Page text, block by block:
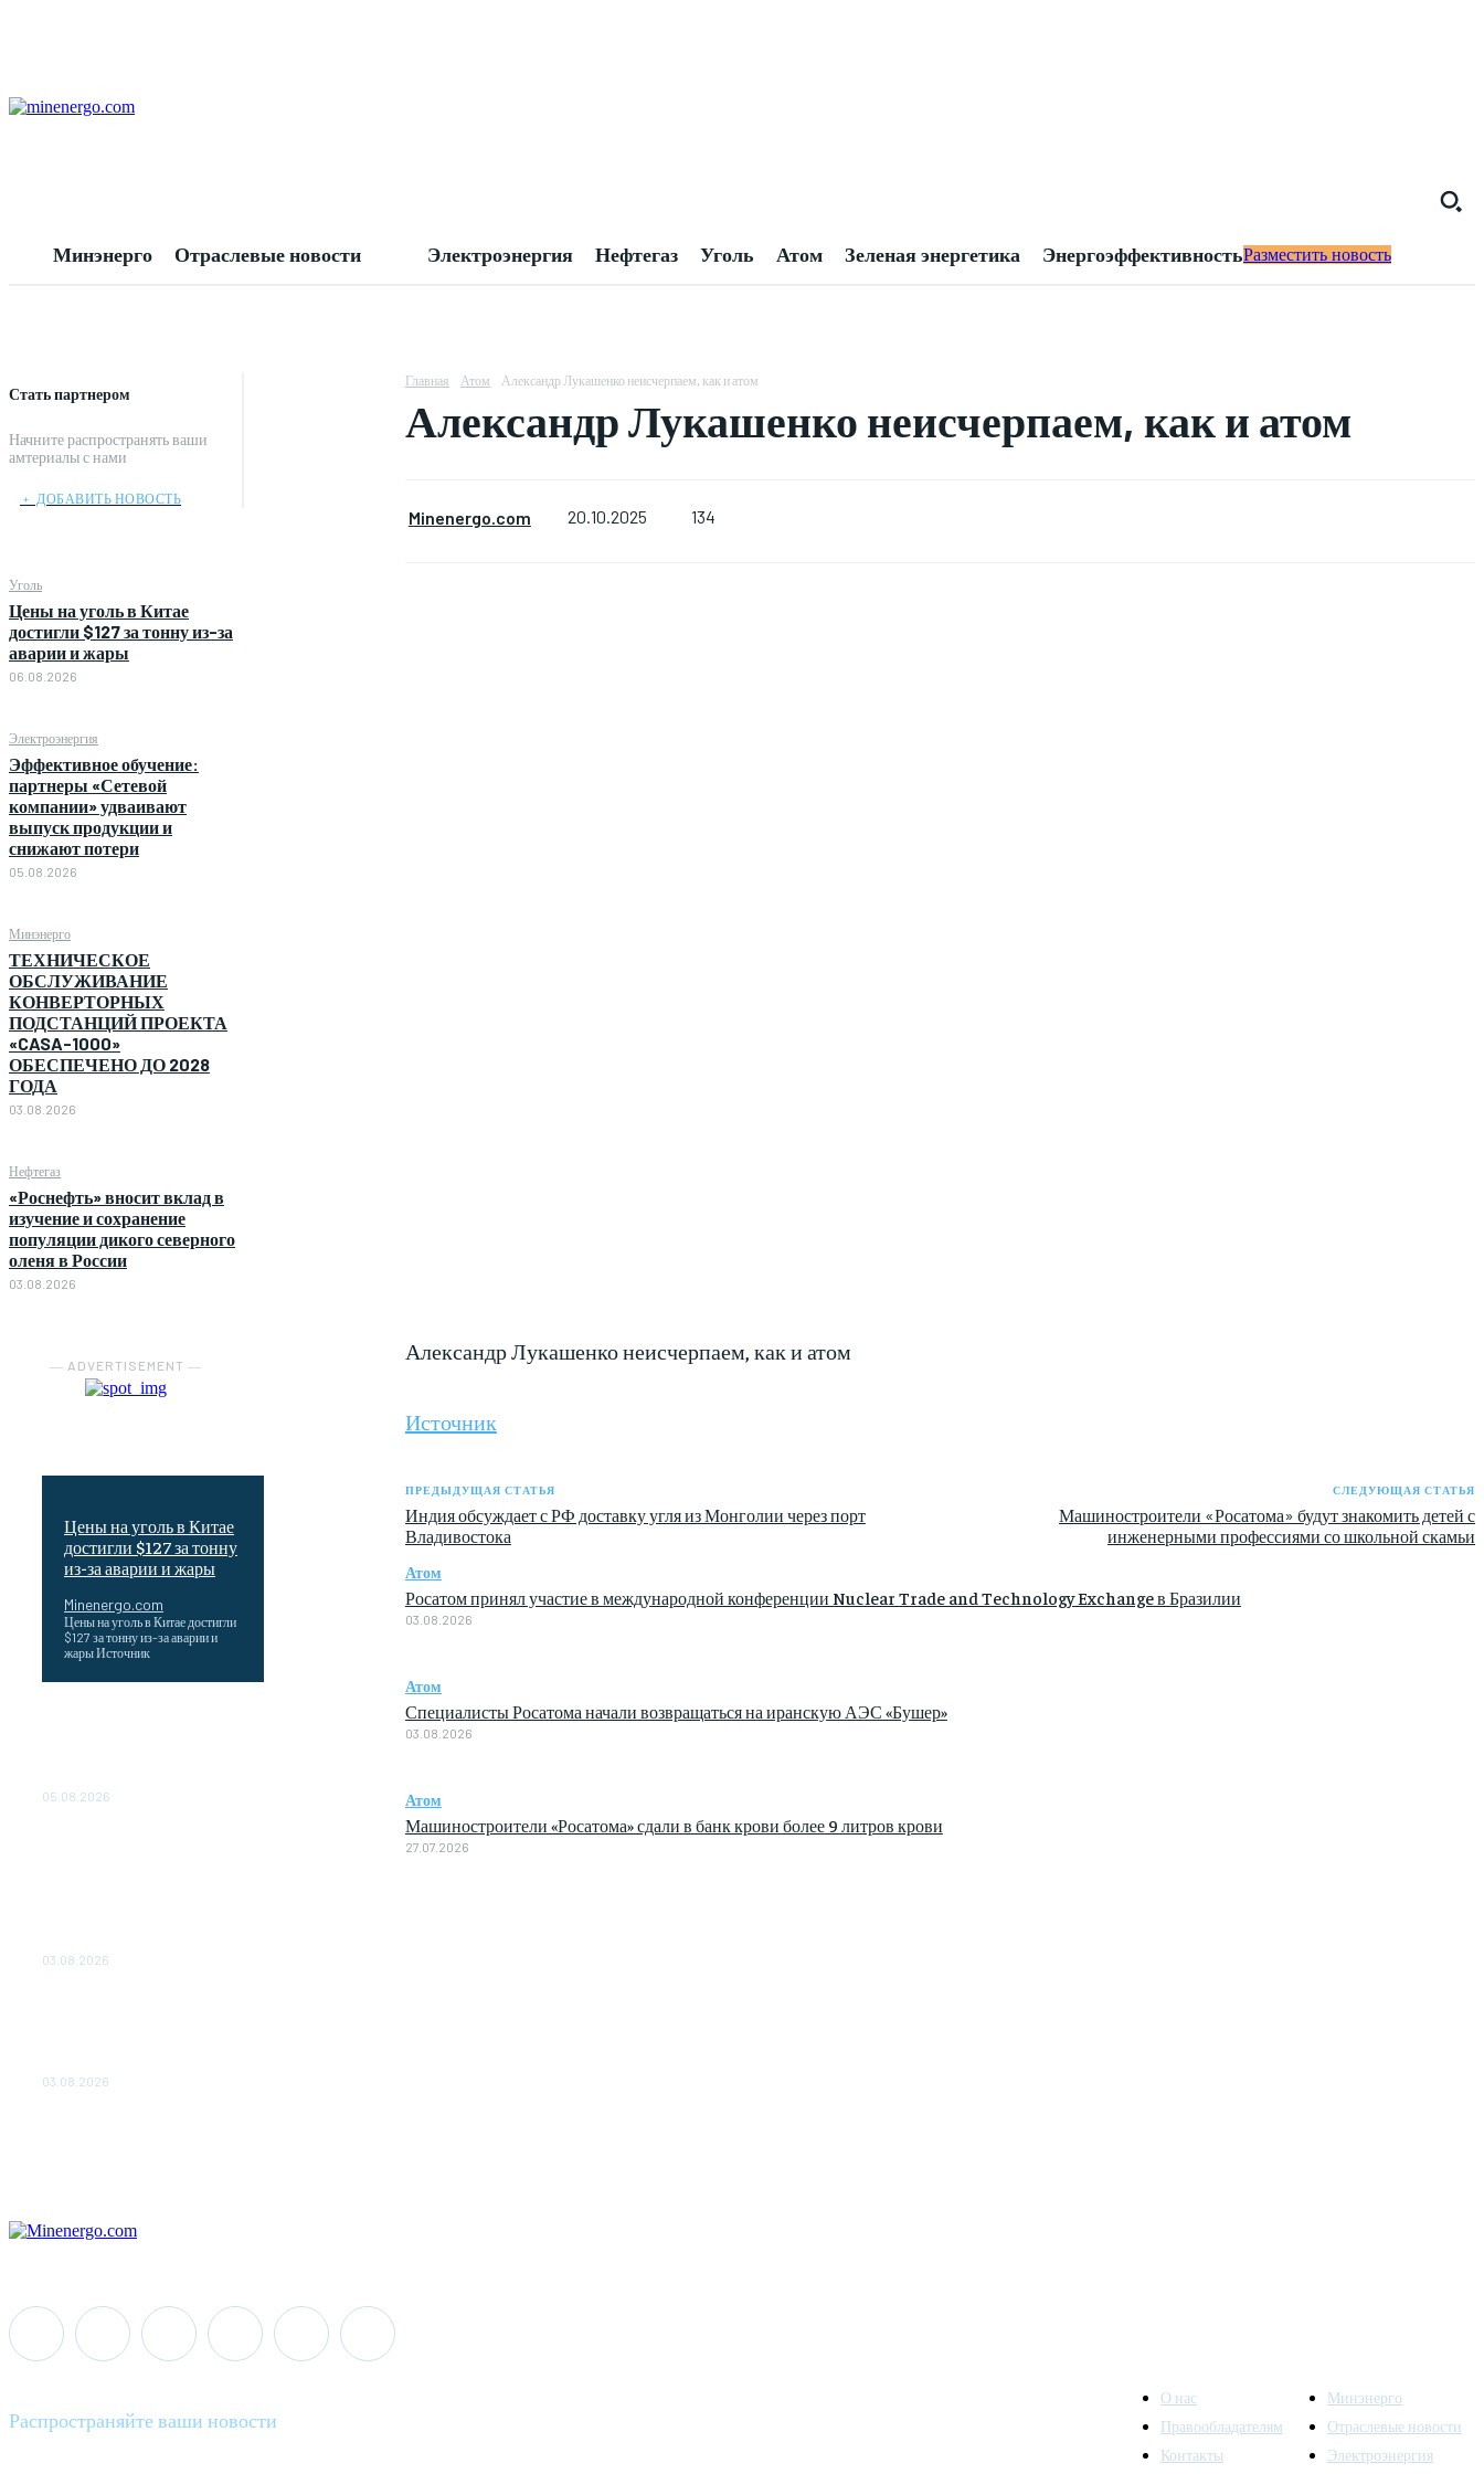
Минэнерго Отраслевые новости Электроэнергия Нефтегаз Уголь Атом Зеленая энергетика ЭнергоэффективностьРазместить новость
Стать партнером
Начните распространять ваши
амтериалы с нами
﹢ ДОБАВИТЬ НОВОСТЬ
Уголь
Цены на уголь в Китае
достигли $127 за тонну из-за
аварии и жары
06.08.2026
Электроэнергия
Эффективное обучение:
партнеры «Сетевой
компании» удваивают
выпуск продукции и
снижают потери
05.08.2026
Минэнерго
ТЕХНИЧЕСКОЕ
ОБСЛУЖИВАНИЕ
КОНВЕРТОРНЫХ
ПОДСТАНЦИЙ ПРОЕКТА
«CASA-1000»
ОБЕСПЕЧЕНО ДО 2028
ГОДА
03.08.2026
Нефтегаз
«Роснефть» вносит вклад в
изучение и сохранение
популяции дикого северного
оленя в России
03.08.2026
― ADVERTISEMENT ―
Цены на уголь в Китае
достигли $127 за тонну
из-за аварии и жары
Minenergo.com
Цены на уголь в Китае достигли
$127 за тонну из-за аварии и
жары Источник
05.08.2026
03.08.2026
03.08.2026
Главная Атом Александр Лукашенко неисчерпаем, как и атом
Александр Лукашенко неисчерпаем, как и атом
Minenergo.com 20.10.2025 134
Александр Лукашенко неисчерпаем, как и атом
Источник
ПРЕДЫДУЩАЯ СТАТЬЯ
Индия обсуждает с РФ доставку угля из Монголии через порт
Владивостока
СЛЕДУЮЩАЯ СТАТЬЯ
Машиностроители «Росатома» будут знакомить детей с
инженерными профессиями со школьной скамьи
Атом
Росатом принял участие в международной конференции Nuclear Trade and Technology Exchange в Бразилии
03.08.2026
Атом
Специалисты Росатома начали возвращаться на иранскую АЭС «Бушер»
03.08.2026
Атом
Машиностроители «Росатома» сдали в банк крови более 9 литров крови
27.07.2026
Распространяйте ваши новости
О нас
Правообладателям
Контакты
Минэнерго
Отраслевые новости
Электроэнергия